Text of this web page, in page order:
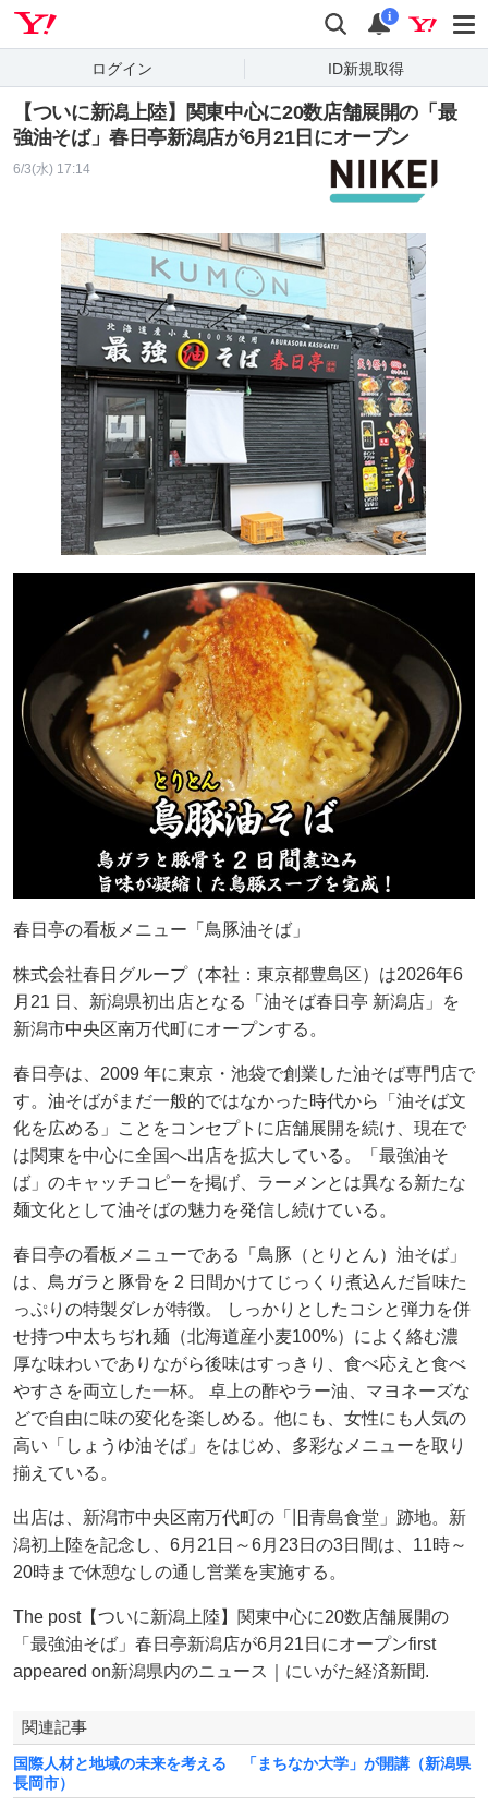
検索 通知
i
ログイン ID新規取得
【ついに新潟上陸】関東中心に20数店舗展開の「最
強油そば」春日亭新潟店が6月21日にオープン
6/3(水) 17:14
春日亭の看板メニュー「鳥豚油そば」
株式会社春日グループ（本社：東京都豊島区）は2026年6
月21 日、新潟県初出店となる「油そば春日亭 新潟店」を
新潟市中央区南万代町にオープンする。
春日亭は、2009 年に東京・池袋で創業した油そば専門店で
す。油そばがまだ一般的ではなかった時代から「油そば文
化を広める」ことをコンセプトに店舗展開を続け、現在で
は関東を中心に全国へ出店を拡大している。「最強油そ
ば」のキャッチコピーを掲げ、ラーメンとは異なる新たな
麺文化として油そばの魅力を発信し続けている。
春日亭の看板メニューである「鳥豚（とりとん）油そば」
は、鳥ガラと豚骨を 2 日間かけてじっくり煮込んだ旨味た
っぷりの特製ダレが特徴。 しっかりとしたコシと弾力を併
せ持つ中太ちぢれ麺（北海道産小麦100%）によく絡む濃
厚な味わいでありながら後味はすっきり、食べ応えと食べ
やすさを両立した一杯。 卓上の酢やラー油、マヨネーズな
どで自由に味の変化を楽しめる。他にも、女性にも人気の
高い「しょうゆ油そば」をはじめ、多彩なメニューを取り
揃えている。
出店は、新潟市中央区南万代町の「旧青島食堂」跡地。新
潟初上陸を記念し、6月21日～6月23日の3日間は、11時～
20時まで休憩なしの通し営業を実施する。
The post【ついに新潟上陸】関東中心に20数店舗展開の
「最強油そば」春日亭新潟店が6月21日にオープンfirst
appeared on新潟県内のニュース｜にいがた経済新聞.
関連記事
国際人材と地域の未来を考える 「まちなか大学」が開講（新潟県
長岡市）